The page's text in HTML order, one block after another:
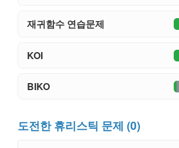
재귀함수 연습문제
KOI
BIKO
도전한 휴리스틱 문제 (0)